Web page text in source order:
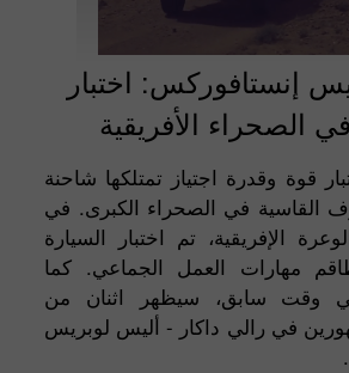
إنستافوركس: اختبار
الصحراء الأفريقية
قوة وقدرة اجتياز تمتلكها شاحنة
القاسية في الصحراء الكبرى. في
الإفريقية، تم اختبار السيارة
مهارات العمل الجماعي. كما
وقت سابق، سيظهر اثنان من
في رالي داكار - أليس لوبريس